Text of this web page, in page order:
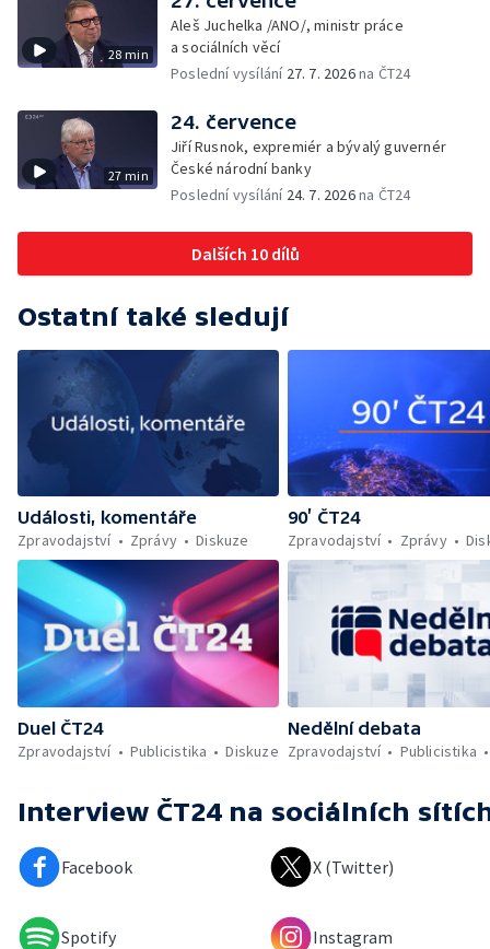
28 min
Aleš Juchelka /ANO/, ministr práce
a sociálních věcí
Poslední vysílání 27. 7. 2026na ČT24
27 min
24. července
Jiří Rusnok, expremiér a bývalý guvernér
České národní banky
Poslední vysílání 24. 7. 2026na ČT24
Dalších 10 dílů
Ostatní také sledují
Události, komentáře
Zpravodajství
Zprávy Diskuze
90’ ČT24
Zpravodajství
Zprávy
Duel ČT24
Zpravodajství
Publicistika Diskuze
Nedělní debata
Zpravodajství
Publicistika
Interview ČT24 na sociálních
Facebook X (Twitter)
Spotify Instagram